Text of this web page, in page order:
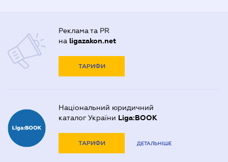
Реклама та PR
на ligazakon.net
ТАРИФИ
Національний юридичний
каталог України Liga:BOOK
ТАРИФИ ДЕТАЛЬНІШЕ